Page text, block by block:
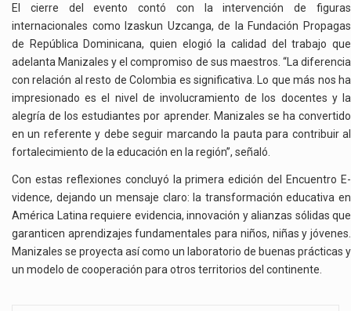
El cierre del evento contó con la intervención de figuras
internacionales como Izaskun Uzcanga, de la Fundación Propagas
de República Dominicana, quien elogió la calidad del trabajo que
adelanta Manizales y el compromiso de sus maestros. “La diferencia
con relación al resto de Colombia es significativa. Lo que más nos ha
impresionado es el nivel de involucramiento de los docentes y la
alegría de los estudiantes por aprender. Manizales se ha convertido
en un referente y debe seguir marcando la pauta para contribuir al
fortalecimiento de la educación en la región”, señaló.
Con estas reflexiones concluyó la primera edición del Encuentro E-
vidence, dejando un mensaje claro: la transformación educativa en
América Latina requiere evidencia, innovación y alianzas sólidas que
garanticen aprendizajes fundamentales para niños, niñas y jóvenes.
Manizales se proyecta así como un laboratorio de buenas prácticas y
un modelo de cooperación para otros territorios del continente.